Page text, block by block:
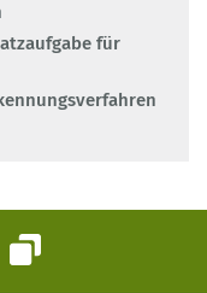
für
Mail
Link kopieren